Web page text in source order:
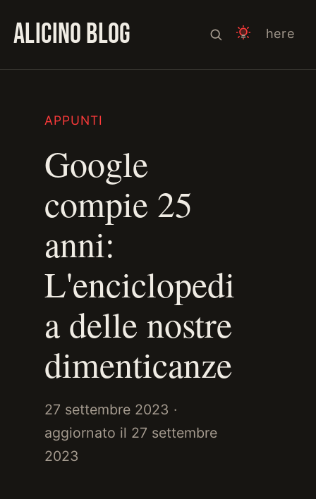
ALICINO BLOG here
APPUNTI
Google
compie 25
anni:
L'enciclopedi
a delle nostre
dimenticanze
27 settembre 2023 ·
aggiornato il 27 settembre
2023